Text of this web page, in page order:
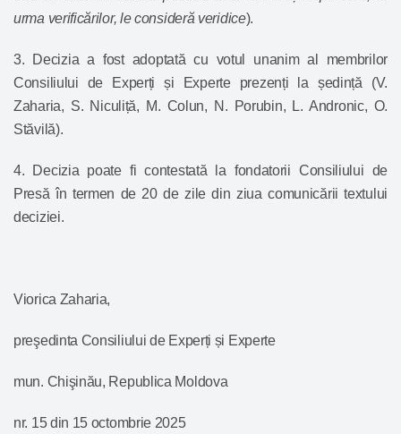
urma verificărilor, le consideră veridice).
3. Decizia a fost adoptată cu votul unanim al membrilor
Consiliului de Experți și Experte prezenți la ședință (V.
Zaharia, S. Niculiță, M. Colun, N. Porubin, L. Andronic, O.
Stăvilă).
4. Decizia poate fi contestată la fondatorii Consiliului de
Presă în termen de 20 de zile din ziua comunicării textului
deciziei.
Viorica Zaharia,
preşedinta Consiliului de Experți și Experte
mun. Chişinău, Republica Moldova
nr. 15 din 15 octombrie 2025